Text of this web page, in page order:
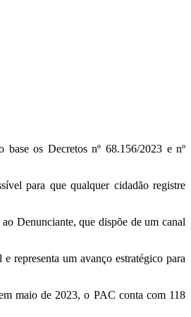
base os Decretos nº 68.156/2023 e nº
para que qualquer cidadão registre
Denunciante, que dispõe de um canal
representa um avanço estratégico para
maio de 2023, o PAC conta com 118